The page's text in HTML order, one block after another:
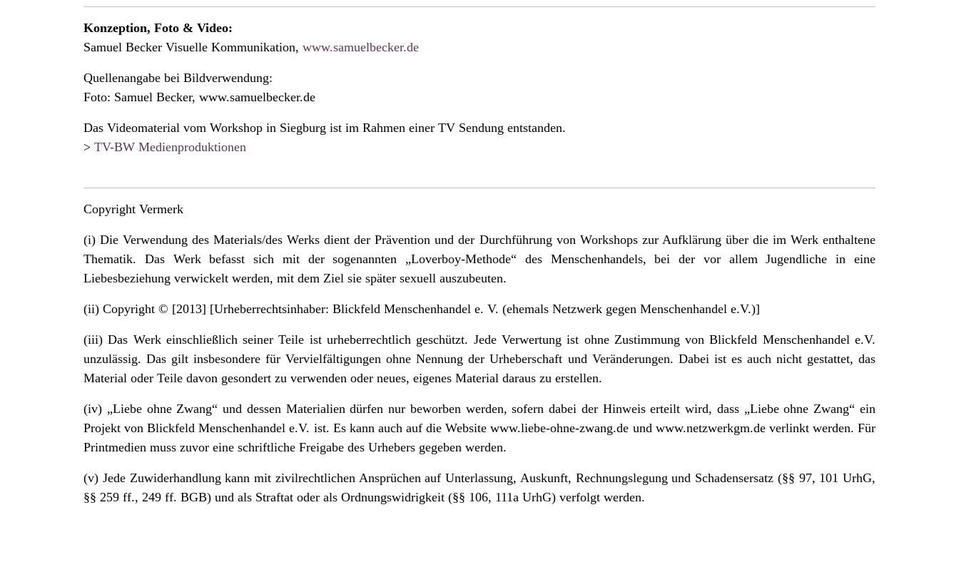
Konzeption, Foto & Video:
Samuel Becker Visuelle Kommunikation, www.samuelbecker.de
Quellenangabe bei Bildverwendung:
Foto: Samuel Becker, www.samuelbecker.de
Das Videomaterial vom Workshop in Siegburg ist im Rahmen einer TV Sendung entstanden.
> TV-BW Medienproduktionen
Copyright Vermerk
(i) Die Verwendung des Materials/des Werks dient der Prävention und der Durchführung von Workshops zur Aufklärung über die im Werk enthaltene
Thematik. Das Werk befasst sich mit der sogenannten „Loverboy-Methode“ des Menschenhandels, bei der vor allem Jugendliche in eine
Liebesbeziehung verwickelt werden, mit dem Ziel sie später sexuell auszubeuten.
(ii) Copyright © [2013] [Urheberrechtsinhaber: Blickfeld Menschenhandel e. V. (ehemals Netzwerk gegen Menschenhandel e.V.)]
(iii) Das Werk einschließlich seiner Teile ist urheberrechtlich geschützt. Jede Verwertung ist ohne Zustimmung von Blickfeld Menschenhandel e.V.
unzulässig. Das gilt insbesondere für Vervielfältigungen ohne Nennung der Urheberschaft und Veränderungen. Dabei ist es auch nicht gestattet, das
Material oder Teile davon gesondert zu verwenden oder neues, eigenes Material daraus zu erstellen.
(iv) „Liebe ohne Zwang“ und dessen Materialien dürfen nur beworben werden, sofern dabei der Hinweis erteilt wird, dass „Liebe ohne Zwang“ ein
Projekt von Blickfeld Menschenhandel e.V. ist. Es kann auch auf die Websitewww.liebe-ohne-zwang.de und www.netzwerkgm.deverlinkt werden. Für
Printmedien muss zuvor eine schriftliche Freigabe des Urhebers gegeben werden.
(v) Jede Zuwiderhandlung kann mit zivilrechtlichen Ansprüchen auf Unterlassung, Auskunft, Rechnungslegung und Schadensersatz (§§ 97, 101 UrhG,
§§ 259 ff., 249 ff. BGB) und als Straftat oder als Ordnungswidrigkeit (§§ 106, 111a UrhG) verfolgt werden.